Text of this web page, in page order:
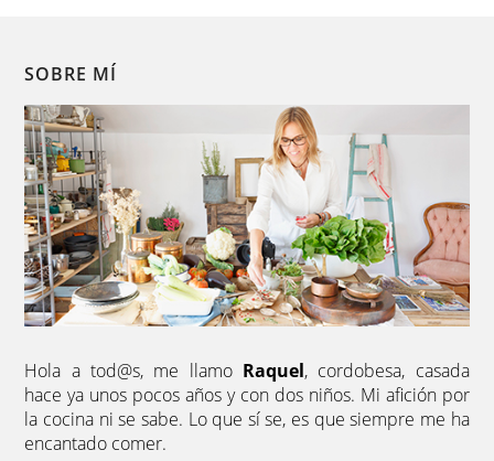
SOBRE MÍ
Hola a tod@s, me llamo Raquel, cordobesa, casada
hace ya unos pocos años y con dos niños. Mi afición por
la cocina ni se sabe. Lo que sí se, es que siempre me ha
encantado comer.